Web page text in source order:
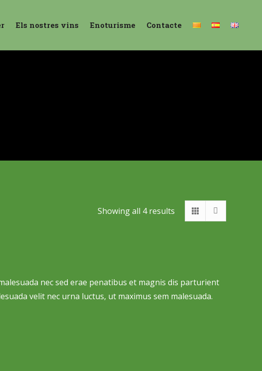
Els nostres vins Enoturisme Contacte
Showing all 4 results
nec sed erae penatibus et magnis dis parturient
velit nec urna luctus, ut maximus sem malesuada.